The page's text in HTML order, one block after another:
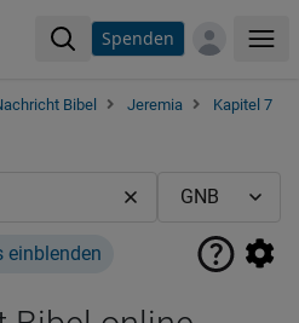
Spenden
Bibel Jeremia
Kapitel 7
einblenden